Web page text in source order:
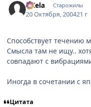
AKela Старожилы
20 Октября, 200421 г
Способствует течению
Смысла там не ищу..
совпадают с
Иногда в сочетании с
Цитата